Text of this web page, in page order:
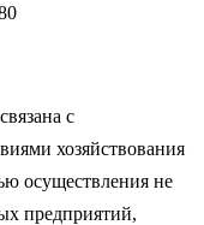
с
хозяйствования
осуществления не
предприятий,